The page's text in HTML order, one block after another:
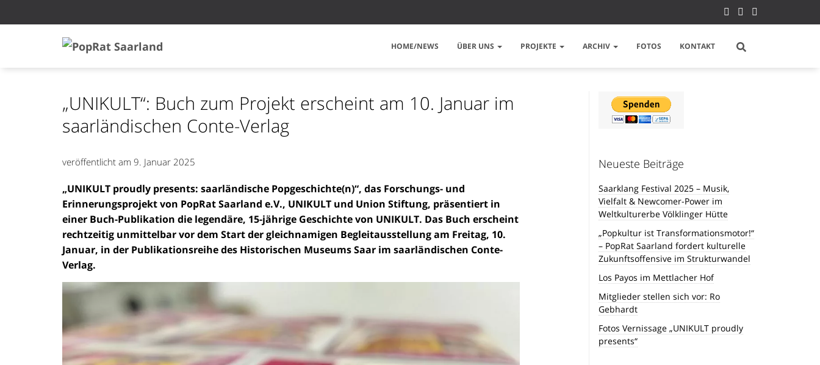
HOME/NEWS ÜBER UNS PROJEKTE ARCHIV FOTOS KONTAKT
„UNIKULT“: Buch zum Projekt erscheint am 10. Januar im
saarländischen Conte-Verlag
veröffentlicht am 9. Januar 2025
„UNIKULT proudly presents: saarländische Popgeschichte(n)“, das Forschungs- und
Erinnerungsprojekt von PopRat Saarland e.V., UNIKULT und Union Stiftung, präsentiert in
einer Buch-Publikation die legendäre, 15-jährige Geschichte von UNIKULT. Das Buch erscheint
rechtzeitig unmittelbar vor dem Start der gleichnamigen Begleitausstellung am Freitag, 10.
Januar, in der Publikationsreihe des Historischen Museums Saar im saarländischen Conte-
Verlag.
Neueste Beiträge
Saarklang Festival 2025 – Musik,
Vielfalt & Newcomer-Power im
Weltkulturerbe Völklinger Hütte
„Popkultur ist Transformationsmotor!“
– PopRat Saarland fordert kulturelle
Zukunftsoffensive im Strukturwandel
Los Payos im Mettlacher Hof
Mitglieder stellen sich vor: Ro
Gebhardt
Fotos Vernissage „UNIKULT proudly
presents“